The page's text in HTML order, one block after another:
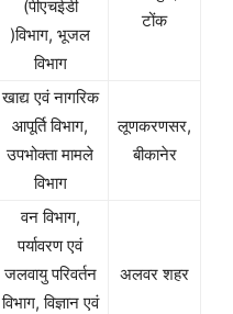
(पीएचईडी
)विभाग, भूजल
विभाग
टोंक
खाद्य एवं नागरिक
आपूर्ति विभाग,
उपभोक्ता मामले
विभाग
लूणकरणसर,
बीकानेर
वन विभाग,
पर्यावरण एवं
जलवायु परिवर्तन
विभाग, विज्ञान एवं
अलवर शहर